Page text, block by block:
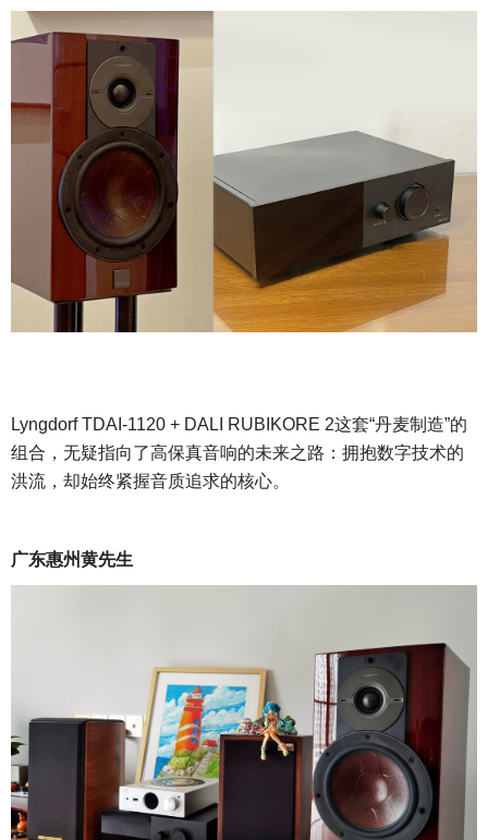
Lyngdorf TDAI-1120 + DALI RUBIKORE 2这套“丹麦制造”的
组合，无疑指向了高保真音响的未来之路：拥抱数字技术的
洪流，却始终紧握音质追求的核心。
广东惠州黄先生